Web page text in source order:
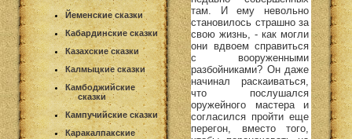
Йеменские сказки
Кабардинские сказки
Казахские сказки
Калмыцкие сказки
Камбоджийские
сказки
Кампучийские сказки
Каракалпакские
там. И ему невольно
становилось страшно за
свою жизнь, - как могли
они вдвоем справиться
с вооруженными
разбойниками? Он даже
начинал раскаиваться,
что послушался
оружейного мастера и
согласился пройти еще
перегон, вместо того,